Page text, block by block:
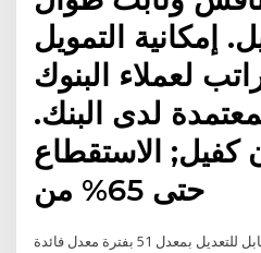
إمكانية التمويل
لعملاء البنوك
لدى البنك.
كفيل; الاستقطاع
يبدأ الرهن العقاري الهجين القابل للتعديل بمعدل 51 بفترة معدل فائدة